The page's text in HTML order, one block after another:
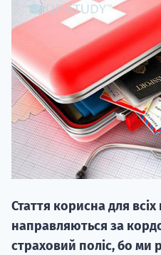
Стаття корисна для
направляються за
страховий поліс, бо ми